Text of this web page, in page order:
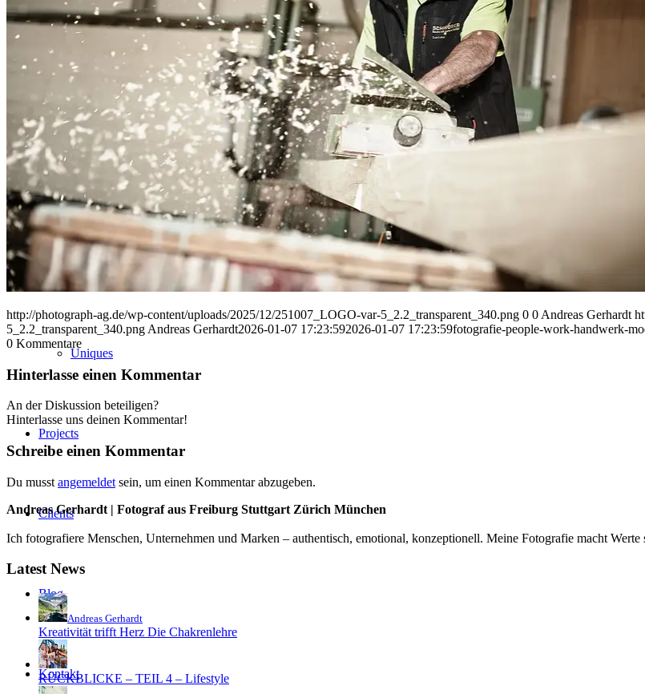
People
Lifestyle
Corporate
Sports
Uniques
Projects
Clients
Blog
Kontakt
http://photograph-ag.de/wp-content/uploads/2025/12/251007_LOGO-var-5_2.2_transparent_340.png 0 0 Andreas Gerhardt
5_2.2_transparent_340.png Andreas Gerhardt2026-01-07 17:23:592026-01-07 17:23:59fotografie-people-work-handwerk-
0 Kommentare
Hinterlasse einen Kommentar
An der Diskussion beteiligen?
Hinterlasse uns deinen Kommentar!
Schreibe einen Kommentar
Du musst angemeldet sein, um einen Kommentar abzugeben.
Andreas Gerhardt | Fotograf aus Freiburg Stuttgart Zürich München
Ich fotografiere Menschen, Unternehmen und Marken – authentisch, emotional, konzeptionell. Meine Fotografie macht
Latest News
Andreas Gerhardt
Kreativität trifft Herz Die Chakrenlehre
RÜCKBLICKE – TEIL 4 – Lifestyle